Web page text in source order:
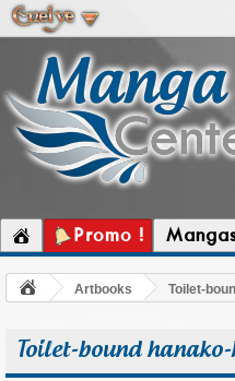
Promo !
Artbooks Toilet-
Toilet-bound